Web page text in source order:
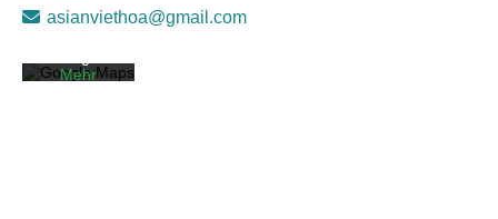
asianviethoa@gmail.com
zerklärung
Mehr